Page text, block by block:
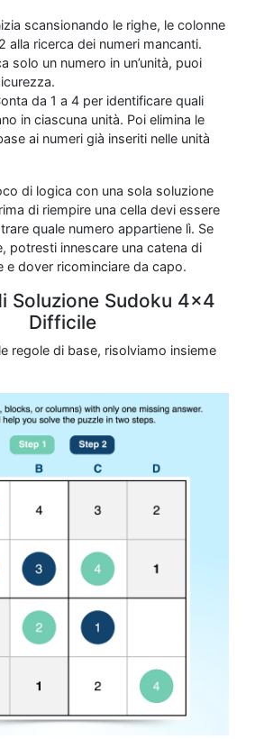
scansionando le righe, le colonne
alla ricerca dei numeri mancanti.
solo un numero in un’unità, puoi
da 1 a 4 per identificare quali
in ciascuna unità. Poi elimina le
ai numeri già inseriti nelle unità
di logica con una sola soluzione
di riempire una cella devi essere
quale numero appartiene lì. Se
potresti innescare una catena di
e dover ricominciare da capo.
Soluzione Sudoku 4x4
Difficile
regole di base, risolviamo insieme